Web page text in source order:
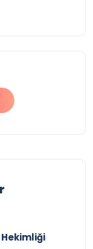
Hekimliği